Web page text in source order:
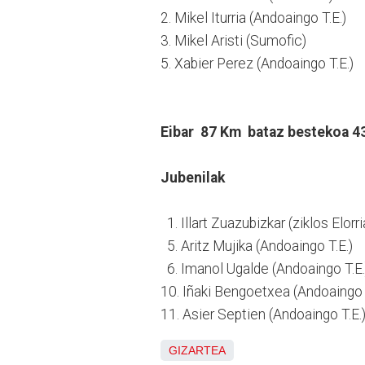
2. Mikel Iturria (Andoaingo T.E.)
3. Mikel Aristi (Sumofic)
5. Xabier Perez (Andoaingo T.E.)
Eibar 87 Km bataz bestekoa
Jubenilak
1. Illart Zuazubizkar (ziklos
5. Aritz Mujika (Andoaingo T.E.)
6. Imanol Ugalde (Andoaingo
10. Iñaki Bengoetxea (Andoaingo
11. Asier Septien (Andoaingo T.E.)
GIZARTEA